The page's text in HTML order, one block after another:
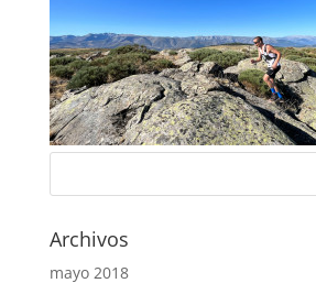
Archivos
mayo 2018